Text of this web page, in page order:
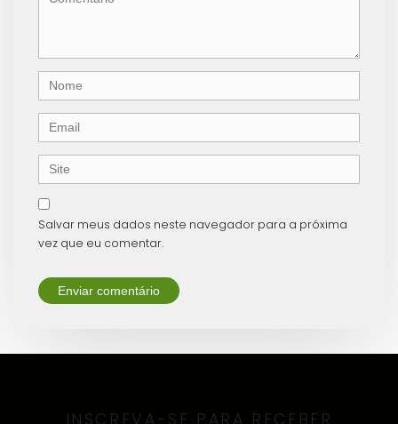
Nome
Email
Site
Salvar meus dados neste navegador para a próxima
vez que eu comentar.